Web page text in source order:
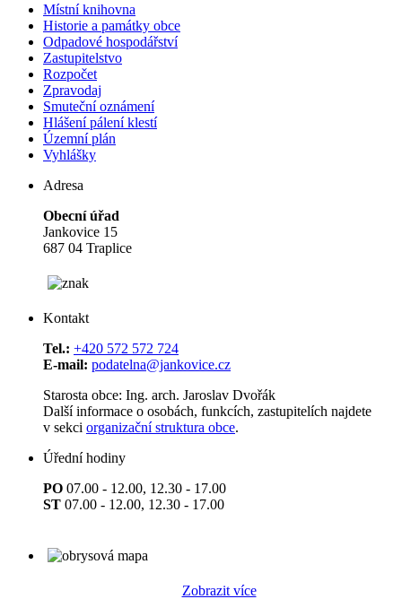
Místní knihovna
Historie a památky obce
Odpadové hospodářství
Zastupitelstvo
Rozpočet
Zpravodaj
Smuteční oznámení
Hlášení pálení klestí
Územní plán
Vyhlášky
Adresa
Obecní úřad
Jankovice 15
687 04 Traplice
Kontakt
Tel.: +420 572 572 724
E-mail: podatelna@jankovice.cz
Starosta obce: Ing. arch. Jaroslav Dvořák
Další informace o osobách, funkcích, zastupitelích najdete
v sekci organizační struktura obce.
Úřední hodiny
PO 07.00 - 12.00, 12.30 - 17.00
ST 07.00 - 12.00, 12.30 - 17.00
Zobrazit více